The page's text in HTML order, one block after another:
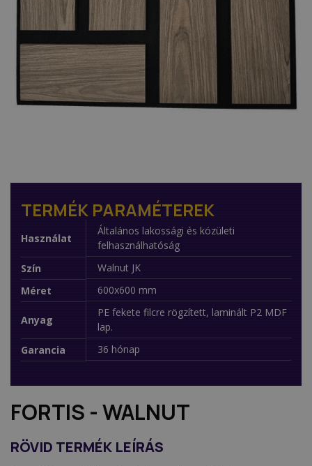
TERMÉK PARAMÉTEREK
Használat
Általános lakossági és közületi
felhasználhatóság
Szín
Walnut JK
Méret
600x600 mm
Anyag
PE fekete filcre rögzített, laminált P2 MDF
lap.
Garancia
36 hónap
FORTIS - WALNUT
RÖVID TERMÉK LEÍRÁS